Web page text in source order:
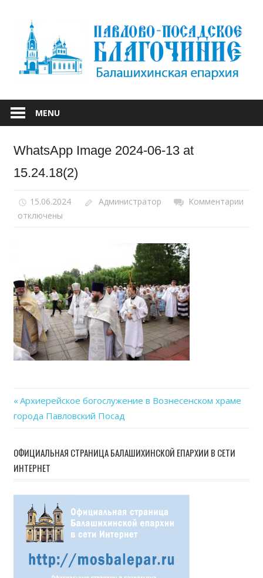
content
ПАВЛОВО-
ПОСАДСКОЕ
MENU
WhatsApp Image 2024-06-13 at
15.24.18(2)
15.06.2024 Администратор Комментарии
отключены
Навигация
записям
Previous
Post:
Архиерейское богослужение в Вознесенском храме
города Павловский Посад
ОФИЦИАЛЬНАЯ СТРАНИЦА БАЛАШИХИНСКОЙ ЕПАРХИИ В СЕТИ
ИНТЕРНЕТ